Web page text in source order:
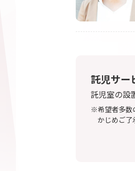
託児サー
託児室の設
※希望者多数
かじめご了